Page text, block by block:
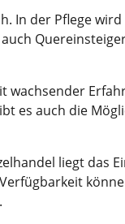
In der Pflege
wachsender
es auch die
liegt das